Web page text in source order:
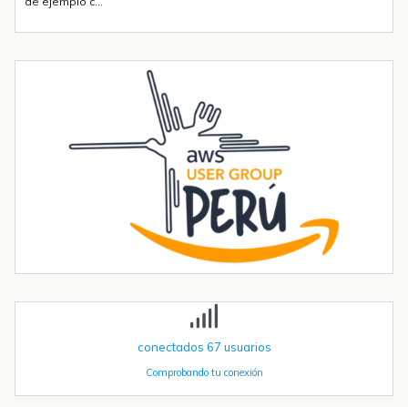
integrado
Introducción La integración de la comunicación 4G en PLCs
basados en ESP32 abre un sinfín de posibilidades para el IoT y la
automatización industrial. En una entrada anterior del blog,​ "Cómo
Tendencias transformadoras en robótica industrial para 2026 y
La robótica industrial ya no crece de forma constante — está
acelerando. Las instalaciones globales de robots industriales
superaron las 590.000 unidades en 2023 y se proyecta que
superen el millón de...
conectados 67 usuarios
Comprobando tu conexión